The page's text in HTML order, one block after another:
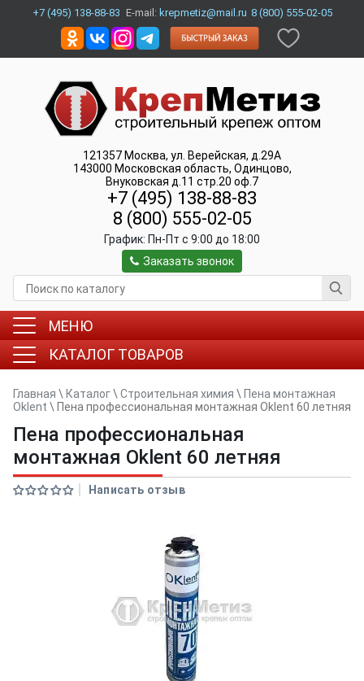
+7 (495) 138-88-83 E-mail: krepmetiz@mail.ru 8 (800) 555-02-05
121357 Москва, ул. Верейская, д.29А
143000 Московская область, Одинцово,
Внуковская д.11 стр.20 оф.7
+7 (495) 138-88-83
8 (800) 555-02-05
График: Пн-Пт c 9:00 до 18:00
Заказать звонок
МЕНЮ
КАТАЛОГ ТОВАРОВ
Главная \ Каталог\ Строительная химия \ Пена монтажная
Oklent \ Пена профессиональная монтажная Oklent 60 летняя
Пена профессиональная
монтажная Oklent 60 летняя
Написать отзыв